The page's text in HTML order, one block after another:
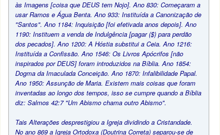
às Imagens [coisa que DEUS tem Nojo]. Ano 830: Começaram a
usar Ramos e Água Benta. Ano 933: Instituída a Canonização de
"Santos". Ano 1184: Inquisição [foi efetivada anos depois]. Ano
1190: Instituem a venda de Indulgência [pagar ($) para perdão
dos pecados]. Ano 1200: A Hóstia substitui a Ceia. Ano 1216:
Instituída a Confissão. Ano 1546: Os Livros Apócrifos [não
inspirados por DEUS] foram introduzidos na Bíblia. Ano 1854:
Dogma da Imaculada Conceição. Ano 1870: Infalibilidade Papal.
Ano 1950: Assunção de Maria. Existem mais coisas que foram
inventadas ao longo dos tempos, isso se cumpre quando a Bíblia
diz: Salmos 42:7 "Um Abismo chama outro Abismo".
Tais Alterações desprestigiou a Igreja dividindo a Cristandade.
No ano 869 a Igreja Ortodoxa (Doutrina Correta) separou-se de